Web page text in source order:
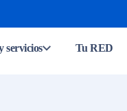
servicios Tu RED